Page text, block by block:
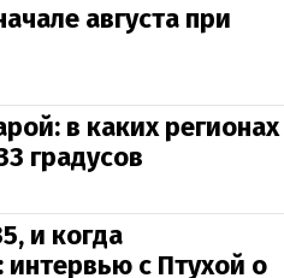
августа при
в каких регионах
градусов
и когда
интервью с Птухой о